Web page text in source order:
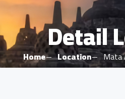
Detail
Home Location Mata